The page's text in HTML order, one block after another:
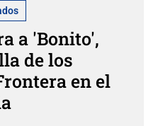
a 'Bonito',
de los
en el